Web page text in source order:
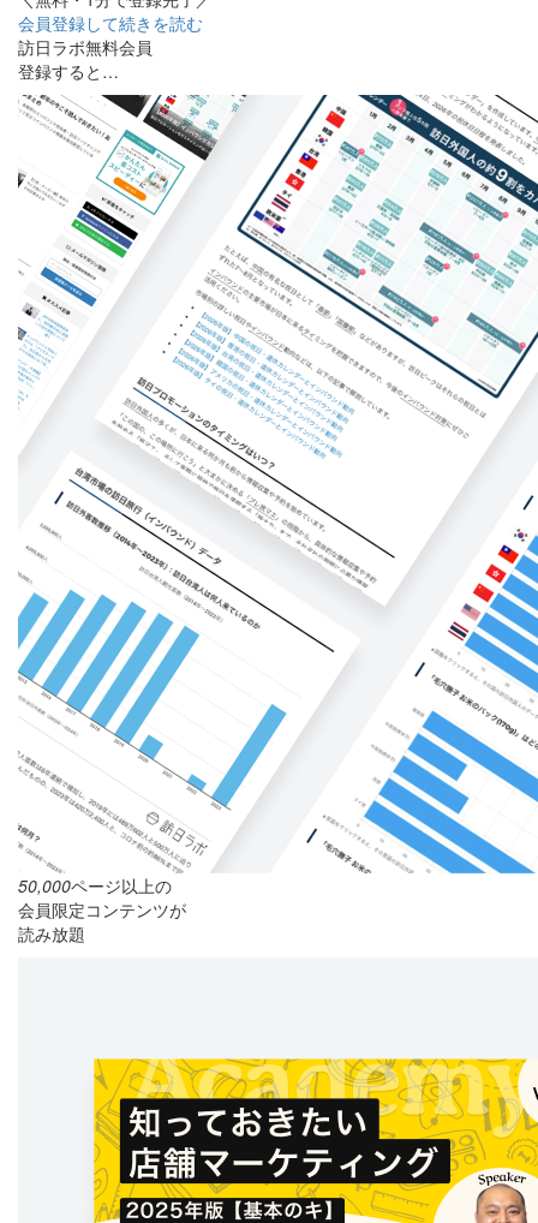
会員登録して続きを読む
訪日ラボ無料会員
登録すると…
50,000ページ以上の
会員限定コンテンツが
読み放題